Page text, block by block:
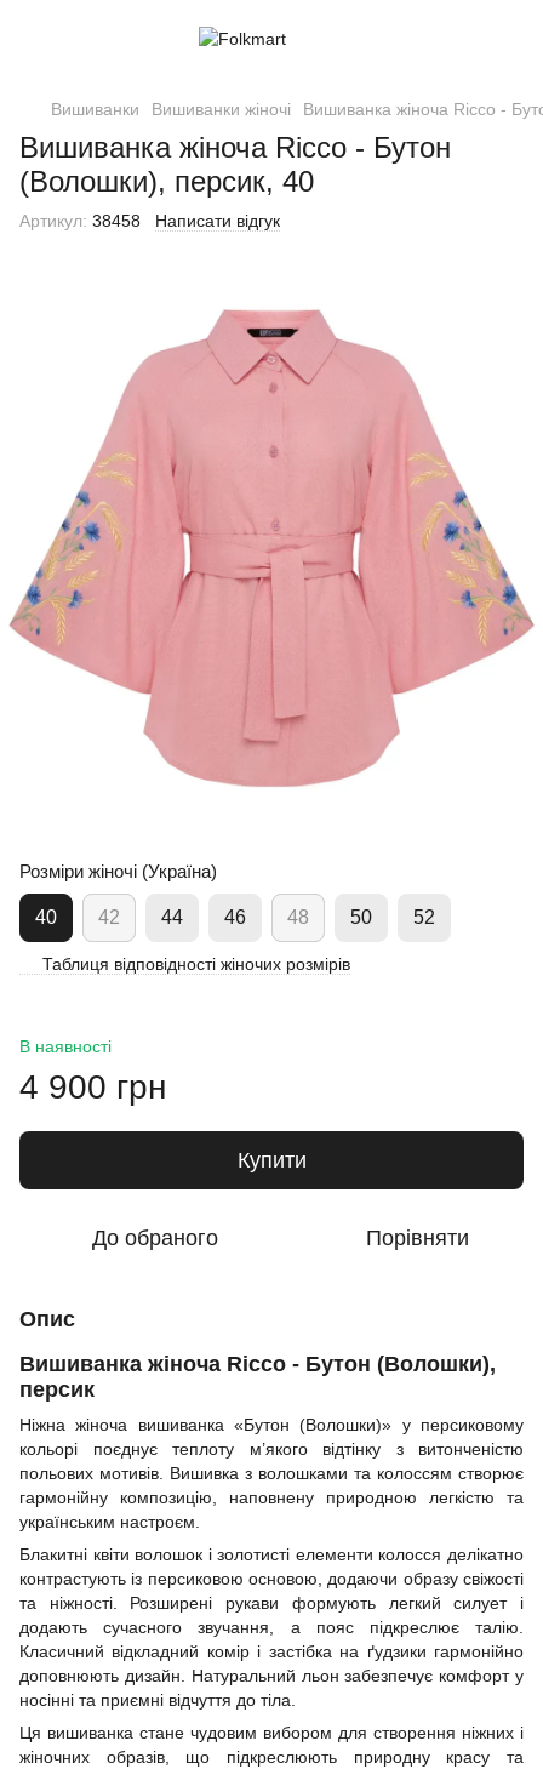
Вишиванки Вишиванки жіночі Вишиванка жіноча Ricco -
Вишиванка жіноча Ricco - Бутон
(Волошки), персик, 40
Артикул: 38458 Написати відгук
Розміри жіночі (Україна)
40 42 44 46 48 50 52
Таблиця відповідності жіночих розмірів
В наявності
4 900 грн
Купити
До обраного Порівняти
Опис
Вишиванка жіноча Ricco - Бутон (Волошки),
персик
Ніжна жіноча вишиванка «Бутон (Волошки)» у персиковому
кольорі поєднує теплоту м’якого відтінку з витонченістю
польових мотивів. Вишивка з волошками та колоссям створює
гармонійну композицію, наповнену природною легкістю та
українським настроєм.
Блакитні квіти волошок і золотисті елементи колосся делікатно
контрастують із персиковою основою, додаючи образу свіжості
та ніжності. Розширені рукави формують легкий силует і
додають сучасного звучання, а пояс підкреслює талію.
Класичний відкладний комір і застібка на ґудзики гармонійно
доповнюють дизайн. Натуральний льон забезпечує комфорт у
носінні та приємні відчуття до тіла.
Ця вишиванка стане чудовим вибором для створення ніжних і
жіночних образів, що підкреслюють природну красу та